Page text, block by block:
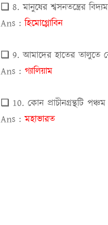
❏ 8. মানুষের শ্বসনতন্ত্রের
Ans :হিমোগ্লোবিন
❏ 9. আমাদের হাতের তালুতে
Ans : গ্যালিয়াম
❏ 10. কোন প্রাচীনগ্রন্থটি
Ans :মহাভারত